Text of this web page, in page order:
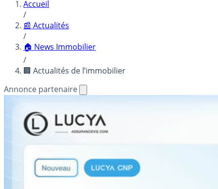
Accueil
/
📰 Actualités
/
🏠 News Immobilier
/
🏢 Actualités de l’immobilier
Annonce partenaire